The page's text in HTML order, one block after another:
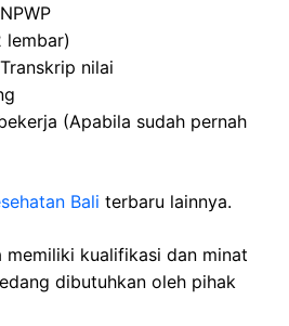
lembar)
nilai
(Apabila sudah pernah
Bali terbaru lainnya.
memiliki kualifikasi dan minat
dibutuhkan oleh pihak